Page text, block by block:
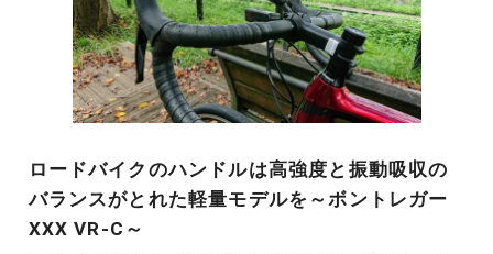
ロードバイクのハンドルは高強度と振動吸収の
バランスがとれた軽量モデルを～ボントレガー
XXX VR-C～